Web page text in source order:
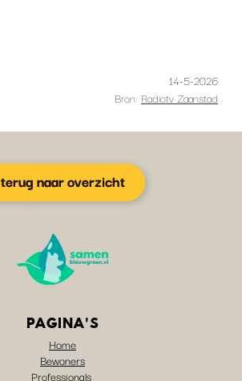
14-5-2026
Bron: Radiotv Zaanstad
terug naar overzicht
PAGINA'S
Home
Bewoners
Professionals